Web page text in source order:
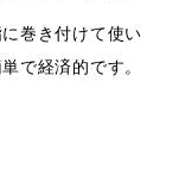
巻き付けて使い
で経済的です。